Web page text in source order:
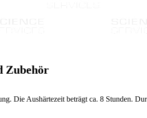
Zubehör
Die Aushärtezeit beträgt ca. 8 Stunden.